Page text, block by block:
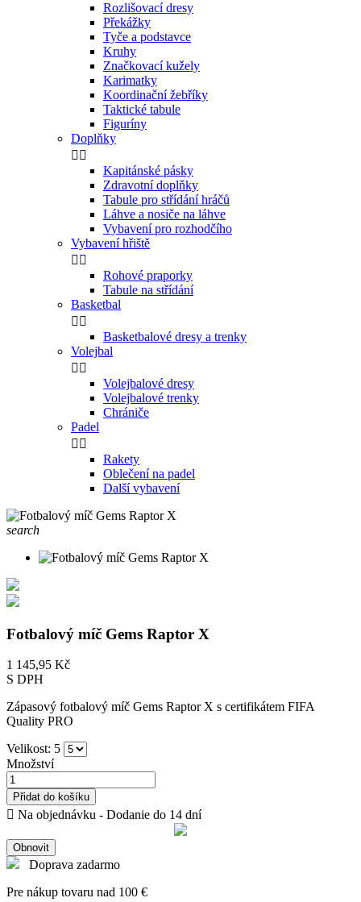
Rozlišovací dresy
Překážky
Tyče a podstavce
Kruhy
Značkovací kužely
Karimatky
Koordinační žebříky
Taktické tabule
Figuríny
Doplňky
 
Kapitánské pásky
Zdravotní doplňky
Tabule pro střídání hráčů
Láhve a nosiče na láhve
Vybavení pro rozhodčího
Vybavení hřiště
 
Rohové praporky
Tabule na střídání
Basketbal
 
Basketbalové dresy a trenky
Volejbal
 
Volejbalové dresy
Volejbalové trenky
Chrániče
Padel
 
Rakety
Oblečení na padel
Další vybavení
search
Fotbalový míč Gems Raptor X
1 145,95 Kč
S DPH
Zápasový fotbalový míč Gems Raptor X s certifikátem FIFA
Quality PRO
Velikost: 5
Množství
Přidat do košíku
 Na objednávku - Dodanie do 14 dní
Doprava zadarmo
Pre nákup tovaru nad 100 €